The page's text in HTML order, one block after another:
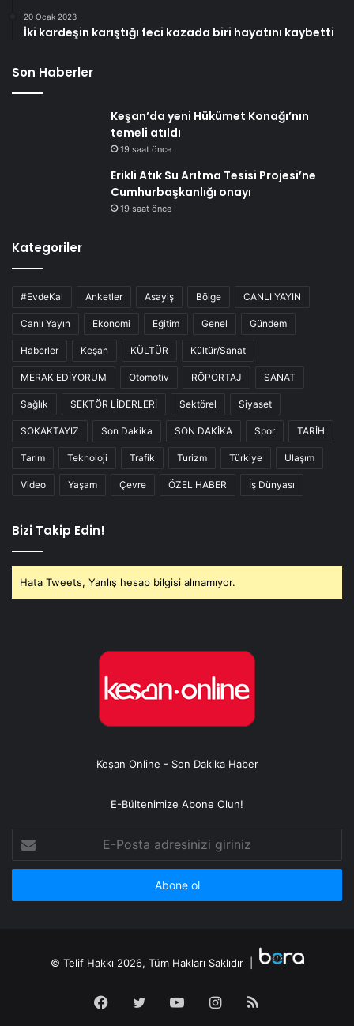
20 Ocak 2023
İki kardeşin karıştığı feci kazada biri hayatını kaybetti
Son Haberler
Keşan’da yeni Hükümet Konağı’nın
temeli atıldı
19 saat önce
Erikli Atık Su Arıtma Tesisi Projesi’ne
Cumhurbaşkanlığı onayı
19 saat önce
Kategoriler
#EvdeKal Anketler Asayiş Bölge CANLI YAYIN
Canlı Yayın Ekonomi Eğitim Genel Gündem
Haberler Keşan KÜLTÜR Kültür/Sanat
MERAK EDİYORUM Otomotiv RÖPORTAJ SANAT
Sağlık SEKTÖR LİDERLERİ Sektörel Siyaset
SOKAKTAYIZ Son Dakika SON DAKİKA Spor TARİH
Tarım Teknoloji Trafik Turizm Türkiye Ulaşım
Video Yaşam Çevre ÖZEL HABER İş Dünyası
Bizi Takip Edin!
Hata Tweets, Yanlış hesap bilgisi alınamıyor.
Keşan Online - Son Dakika Haber
E-Bültenimize Abone Olun!
Posta
adresinizi
© Telif Hakkı 2026, Tüm Hakları Saklıdır |
Facebook
TwitterYouTubeInstagram
RSS